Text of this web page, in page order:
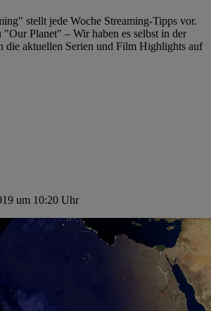
stellt jede Woche Streaming-Tipps vor.
Planet" – Wir haben es selbst in der
die aktuellen Serien und Film Highlights auf
um 10:20 Uhr